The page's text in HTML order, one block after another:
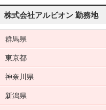
株式会社アルビオン 勤務地
群馬県
東京都
神奈川県
新潟県